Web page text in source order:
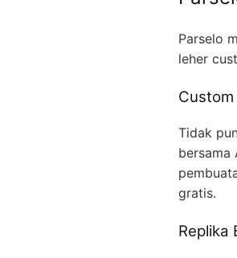
Parselo
leher
Tidak
bersama
gratis.
Replika